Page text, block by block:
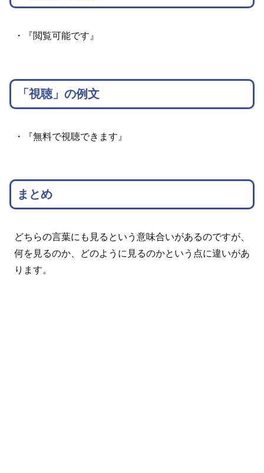
・『閲覧可能です』
「視聴」の例文
・『無料で視聴できます』
まとめ
どちらの言葉にも見るという意味合いがあるのですが、
何を見るのか、どのように見るのかという点に違いがあ
ります。